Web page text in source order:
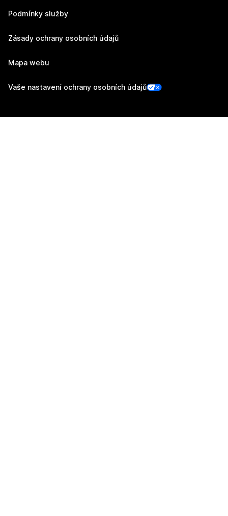
Podmínky služby
Zásady ochrany osobních údajů
Mapa webu
Vaše nastavení ochrany osobních údajů